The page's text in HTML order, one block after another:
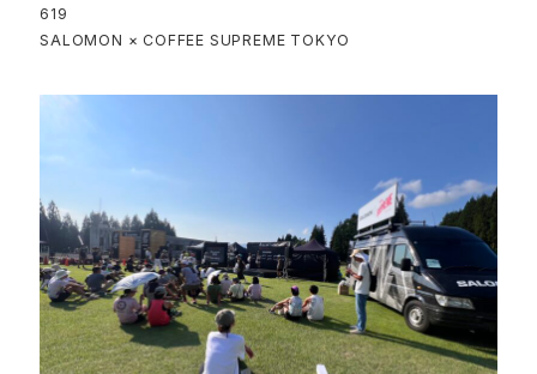
SALOMON × COFFEE SUPREME TOKYO
619